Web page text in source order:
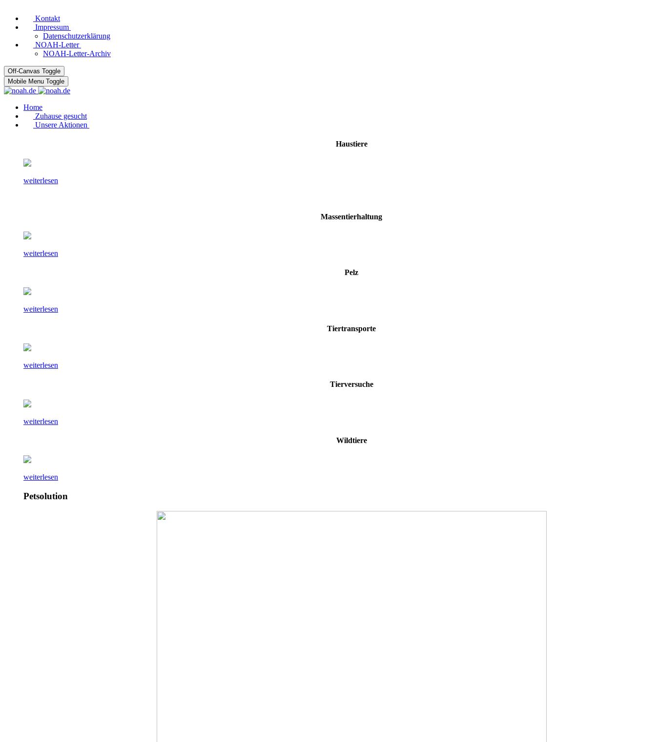
Kontakt
Impressum
Datenschutzerklärung
NOAH-Letter
NOAH-Letter-Archiv
Off-Canvas Toggle
Mobile Menu Toggle
Home
Zuhause gesucht
Unsere Aktionen
Haustiere
weiterlesen
Massentierhaltung
weiterlesen
Pelz
weiterlesen
Tiertransporte
weiterlesen
Tierversuche
weiterlesen
Wildtiere
weiterlesen
Petsolution